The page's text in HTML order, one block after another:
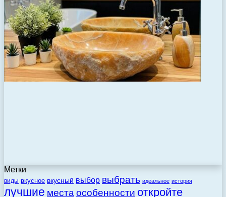
Метки
виды вкусное вкусный выбор выбрать идеальное история
лучшие места особенности откройте